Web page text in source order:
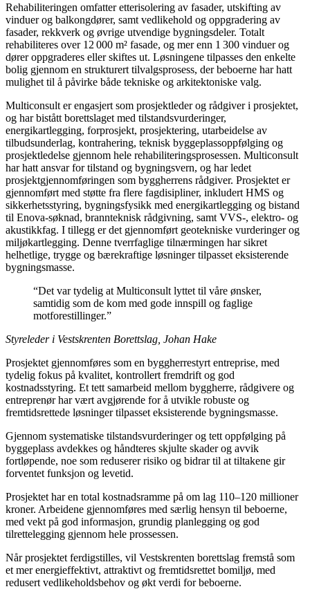
Rehabiliteringen omfatter etterisolering av fasader, utskifting av
vinduer og balkongdører, samt vedlikehold og oppgradering av
fasader, rekkverk og øvrige utvendige bygningsdeler. Totalt
rehabiliteres over 12 000 m² fasade, og mer enn 1 300 vinduer og
dører oppgraderes eller skiftes ut. Løsningene tilpasses den enkelte
bolig gjennom en strukturert tilvalgsprosess, der beboerne har hatt
mulighet til å påvirke både tekniske og arkitektoniske valg.
Multiconsult er engasjert som prosjektleder og rådgiver i prosjektet,
og har bistått borettslaget med tilstandsvurderinger,
energikartlegging, forprosjekt, prosjektering, utarbeidelse av
tilbudsunderlag, kontrahering, teknisk byggeplassoppfølging og
prosjektledelse gjennom hele rehabiliteringsprosessen. Multiconsult
har hatt ansvar for tilstand og bygningsvern, og har ledet
prosjektgjennomføringen som byggherrens rådgiver. Prosjektet er
gjennomført med støtte fra flere fagdisipliner, inkludert HMS og
sikkerhetsstyring, bygningsfysikk med energikartlegging og bistand
til Enova‑søknad, brannteknisk rådgivning, samt VVS‑, elektro‑ og
akustikkfag. I tillegg er det gjennomført geotekniske vurderinger og
miljøkartlegging. Denne tverrfaglige tilnærmingen har sikret
helhetlige, trygge og bærekraftige løsninger tilpasset eksisterende
bygningsmasse.
“Det var tydelig at Multiconsult lyttet til våre ønsker,
samtidig som de kom med gode innspill og faglige
motforestillinger.”
Styreleder i Vestskrenten Borettslag, Johan Hake
Prosjektet gjennomføres som en byggherrestyrt entreprise, med
tydelig fokus på kvalitet, kontrollert fremdrift og god
kostnadsstyring. Et tett samarbeid mellom byggherre, rådgivere og
entreprenør har vært avgjørende for å utvikle robuste og
fremtidsrettede løsninger tilpasset eksisterende bygningsmasse.
Gjennom systematiske tilstandsvurderinger og tett oppfølging på
byggeplass avdekkes og håndteres skjulte skader og avvik
fortløpende, noe som reduserer risiko og bidrar til at tiltakene gir
forventet funksjon og levetid.
Prosjektet har en total kostnadsramme på om lag 110–120 millioner
kroner. Arbeidene gjennomføres med særlig hensyn til beboerne,
med vekt på god informasjon, grundig planlegging og god
tilrettelegging gjennom hele prossessen.
Når prosjektet ferdigstilles, vil Vestskrenten borettslag fremstå som
et mer energieffektivt, attraktivt og fremtidsrettet bomiljø, med
redusert vedlikeholdsbehov og økt verdi for beboerne.